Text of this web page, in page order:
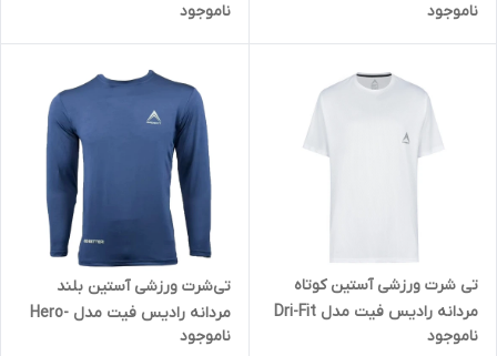
B1
ناموجود
ناموجود
تی شرت ورزشی آستین کوتاه
مردانه رادیس فیت مدل Dri-Fit
W1
ناموجود
تی‌شرت ورزشی آستین بلند
مردانه رادیس فیت مدل Hero-
2000
ناموجود